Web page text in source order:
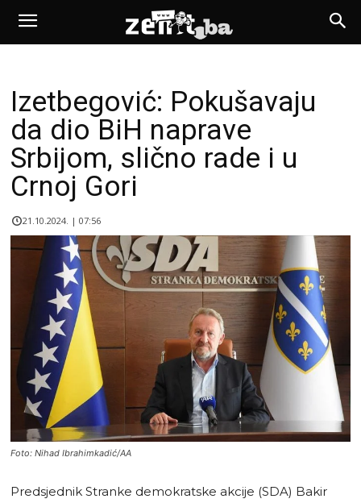
Izetbegović: Pokušavaju
da dio BiH naprave
Srbijom, slično rade i u
Crnoj Gori
21.10.2024. | 07:56
Foto: Nihad Ibrahimkadić/AA
Predsjednik Stranke demokratske akcije (SDA) Bakir